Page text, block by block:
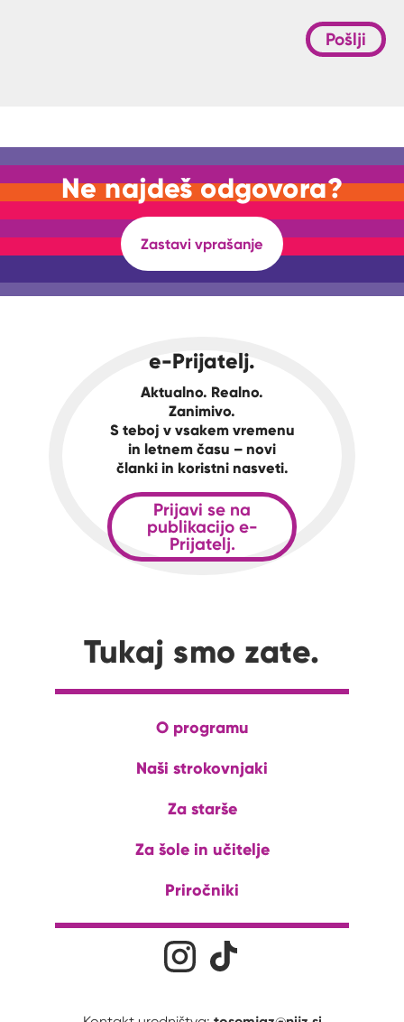
Pošlji
Ne najdeš odgovora?
Zastavi vprašanje
e-Prijatelj.
Aktualno. Realno.
Zanimivo.
S teboj v vsakem vremenu
in letnem času – novi
članki in koristni nasveti.
Prijavi se na
publikacijo e-
Prijatelj.
Tukaj smo zate.
O programu
Naši strokovnjaki
Za starše
Za šole in učitelje
Priročniki
Družabna omrežja